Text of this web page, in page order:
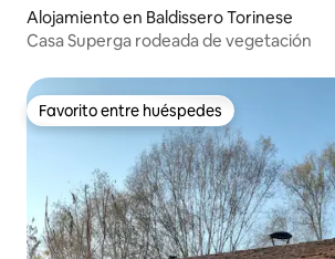
Alojamiento en Baldissero Torinese
Casa Superga rodeada de vegetación
Favorito entre huéspedes
Favorito entre huéspedes